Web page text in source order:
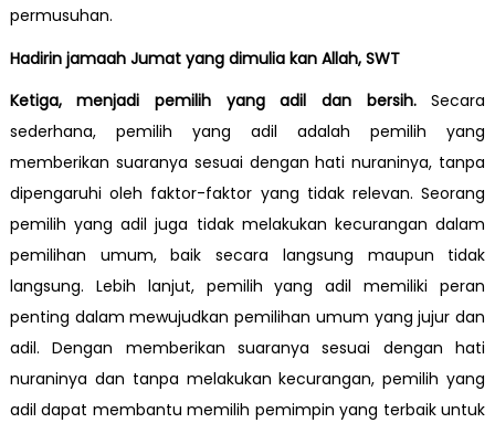
permusuhan.
Hadirin jamaah Jumat yang dimulia kan Allah, SWT
Ketiga, menjadi pemilih yang adil dan bersih.Secara
sederhana, pemilih yang adil adalah pemilih yang
memberikan suaranya sesuai dengan hati nuraninya, tanpa
dipengaruhi oleh faktor-faktor yang tidak relevan. Seorang
pemilih yang adil juga tidak melakukan kecurangan dalam
pemilihan umum, baik secara langsung maupun tidak
langsung. Lebih lanjut, pemilih yang adil memiliki peran
penting dalam mewujudkan pemilihan umum yang jujur dan
adil. Dengan memberikan suaranya sesuai dengan hati
nuraninya dan tanpa melakukan kecurangan, pemilih yang
adil dapat membantu memilih pemimpin yang terbaik untuk